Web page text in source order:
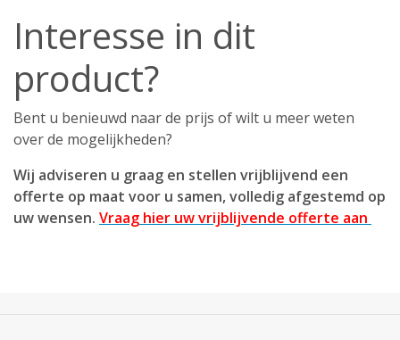
Interesse in dit
product?
Bent u benieuwd naar de prijs of wilt u meer weten
over de mogelijkheden?
Wij adviseren u graag en stellen vrijblijvend een
offerte op maat voor u samen, volledig afgestemd op
uw wensen. Vraag hier uw vrijblijvende offerte aan